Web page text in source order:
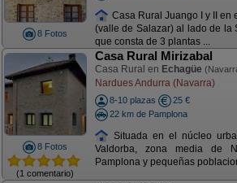
8 Fotos
Casa Rural Juango I y II en
(valle de Salazar) al lado de la
que consta de 3 plantas ...
8 Fotos
(1 comentario)
Casa Rural Mirizabal
Casa Rural en Echagüe
Nardues Andurra (Navarra)
8-10 plazas
25 €
22 km de Pamplona
Situada en el núcleo
Valdorba, zona media de
Pamplona y pequeñas